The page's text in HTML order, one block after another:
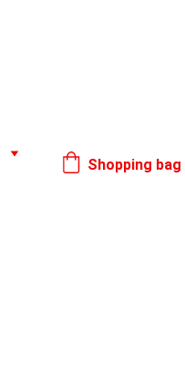
Shopping bag